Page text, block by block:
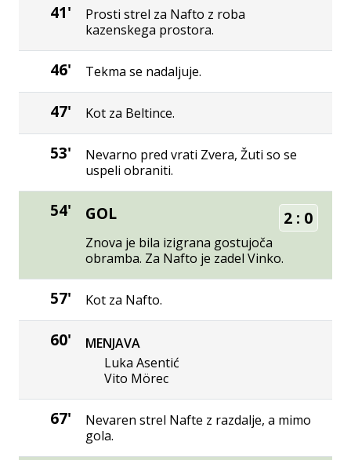
41'
Prosti strel za Nafto z roba
kazenskega prostora.
46' Tekma se nadaljuje.
47' Kot za Beltince.
53'
Nevarno pred vrati Zvera, Žuti so se
uspeli obraniti.
54' GOL 2 : 0
Znova je bila izigrana gostujoča
obramba. Za Nafto je zadel Vinko.
57' Kot za Nafto.
60'
MENJAVA
Luka Asentić
Vito Mörec
67'
Nevaren strel Nafte z razdalje, a mimo
gola.